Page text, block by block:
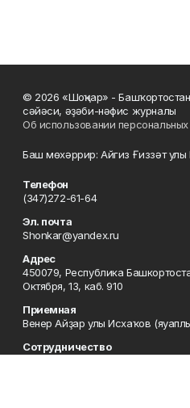
© 2026 «Шоңҡар» -
сәйәси, әҙәби-нәфис журналы
Об использовании
Баш мөхәррир: Айгиз Ғиззәт
Телефон
(347)272-61-64
Эл. почта
Shonkar@yandex.ru
Адрес
450079, Республика
Октября, 13, каб. 910
Приемная
Венер Айҙар улы Исхаҡов
Сотрудничество